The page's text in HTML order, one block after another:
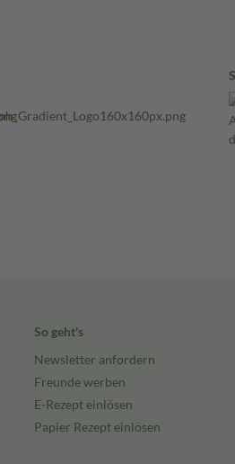
So geht's
Newsletter anfordern
Freunde werben
E-Rezept einlösen
Papier Rezept einlösen